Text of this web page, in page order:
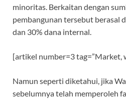
minoritas. Berkaitan dengan
pembangunan tersebut berasal
dan 30% dana internal.
[artikel number=3 tag=”Market,
Namun seperti diketahui, jika
sebelumnya telah memperoleh